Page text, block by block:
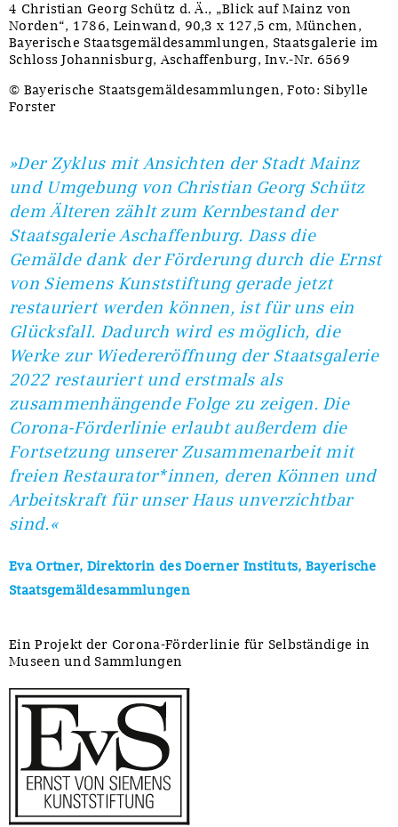
4 Christian Georg Schütz d. Ä., „Blick auf Mainz von
Norden“, 1786, Leinwand, 90,3 x 127,5 cm, München,
Bayerische Staatsgemäldesammlungen, Staatsgalerie im
Schloss Johannisburg, Aschaffenburg, Inv.-Nr. 6569
© Bayerische Staatsgemäldesammlungen, Foto: Sibylle
Forster
»Der Zyklus mit Ansichten der Stadt Mainz
und Umgebung von Christian Georg Schütz
dem Älteren zählt zum Kernbestand der
Staatsgalerie Aschaffenburg. Dass die
Gemälde dank der Förderung durch die Ernst
von Siemens Kunststiftung gerade jetzt
restauriert werden können, ist für uns ein
Glücksfall. Dadurch wird es möglich, die
Werke zur Wiedereröffnung der Staatsgalerie
2022 restauriert und erstmals als
zusammenhängende Folge zu zeigen. Die
Corona-Förderlinie erlaubt außerdem die
Fortsetzung unserer Zusammenarbeit mit
freien Restaurator*innen, deren Können und
Arbeitskraft für unser Haus unverzichtbar
sind.«
Eva Ortner, Direktorin des Doerner Instituts, Bayerische
Staatsgemäldesammlungen
Ein Projekt der Corona-Förderlinie für Selbständige in
Museen und Sammlungen